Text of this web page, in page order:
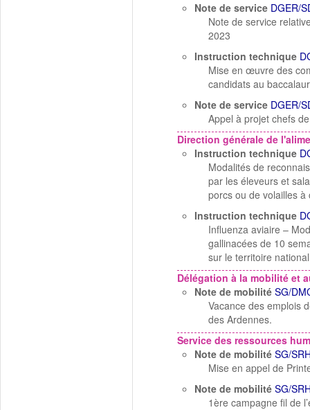
Note de service DGER/
Note de service
2023
Instruction technique
Mise en œuvre des
candidats au
Note de service DGER/
Appel à projet chefs
Direction générale de
Instruction technique
Modalités de
par les éleveurs et
porcs ou de volailles
Instruction technique
Influenza aviaire –
gallinacées de 10
sur le territoire
Délégation à la mobilité et
Note de mobilité SG/
Vacance des emplois
des Ardennes.
Service des ressources
Note de mobilité SG/
Mise en appel de
Note de mobilité SG/
1ère campagne fil de